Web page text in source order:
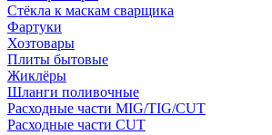
Стёкла к маскам сварщика
Фартуки
Хозтовары
Плиты бытовые
Жиклёры
Шланги поливочные
Расходные части MIG/TIG/CUT
Расходные части CUT